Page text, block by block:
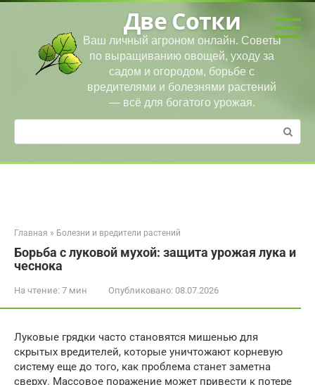
Перейти
Две Сотки
Ваш личный агроном онлайн. Советы
по выращиванию овощей, уходу за
садом и огородом, борьбе с
вредителями и болезнями растений
— всё для богатого урожая.
Поиск:
Главная » Болезни и вредители растений
Борьба с луковой мухой: защита урожая лука и
чеснока
На чтение: 7 мин Опубликовано: 08.07.2026
Луковые грядки часто становятся мишенью для
скрытых вредителей, которые уничтожают корневую
систему еще до того, как проблема станет заметна
сверху. Массовое поражение может привести к потере